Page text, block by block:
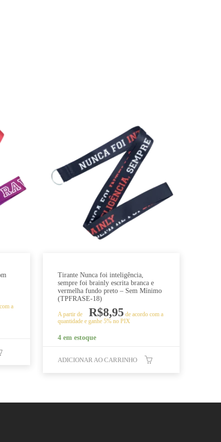
a
Tirante Nunca foi inteligência,
sempre foi brainly escrita branca e
vermelha fundo preto – Sem Mínimo
(TPFRASE-18)
A partir de R$8,95 de acordo com a
quantidade e ganhe 5% no PIX
4 em estoque
ADICIONAR AO CARRINHO